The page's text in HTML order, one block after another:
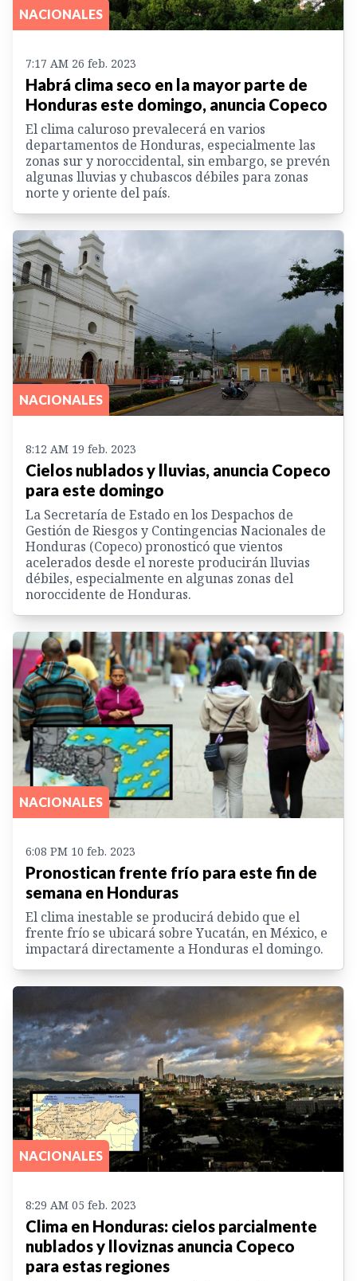
NACIONALES
7:17 AM 26 feb. 2023
Habrá clima seco en la mayor parte de
Honduras este domingo, anuncia Copeco
El clima caluroso prevalecerá en varios
departamentos de Honduras, especialmente las
zonas sur y noroccidental, sin embargo, se prevén
algunas lluvias y chubascos débiles para zonas
norte y oriente del país.
NACIONALES
8:12 AM 19 feb. 2023
Cielos nublados y lluvias, anuncia Copeco
para este domingo
La Secretaría de Estado en los Despachos de
Gestión de Riesgos y Contingencias Nacionales de
Honduras (Copeco) pronosticó que vientos
acelerados desde el noreste producirán lluvias
débiles, especialmente en algunas zonas del
noroccidente de Honduras.
NACIONALES
6:08 PM 10 feb. 2023
Pronostican frente frío para este fin de
semana en Honduras
El clima inestable se producirá debido que el
frente frío se ubicará sobre Yucatán, en México, e
impactará directamente a Honduras el domingo.
NACIONALES
8:29 AM 05 feb. 2023
Clima en Honduras: cielos parcialmente
nublados y lloviznas anuncia Copeco
para estas regiones